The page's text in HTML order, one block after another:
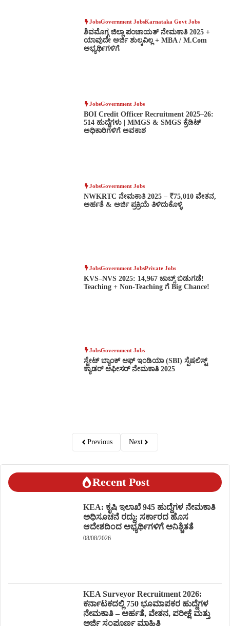
JobsGovernment JobsKarnataka Govt Jobs
ಶಿವಮೊಗ್ಗ ಜಿಲ್ಲಾ ಪಂಚಾಯತ್ ನೇಮಕಾತಿ 2025 +
ಯಾವುದೇ ಅರ್ಜಿ ಶುಲ್ಕವಿಲ್ಲ + MBA / M.Com
ಅಭ್ಯರ್ಥಿಗಳಿಗೆ
JobsGovernment Jobs
BOI Credit Officer Recruitment 2025–26:
514 ಹುದ್ದೆಗಳು | MMGS & SMGS ಕ್ರೆಡಿಟ್
ಅಧಿಕಾರಿಗಳಿಗೆ ಅವಕಾಶ
JobsGovernment Jobs
NWKRTC ನೇಮಕಾತಿ 2025 – ₹75,010 ವೇತನ,
ಅರ್ಹತೆ & ಅರ್ಜಿ ಪ್ರಕ್ರಿಯೆ ತಿಳಿದುಕೊಳ್ಳಿ
JobsGovernment JobsPrivate Jobs
KVS–NVS 2025: 14,967 ಜಾಬ್ಸ್ ಬಿಡುಗಡೆ!
Teaching + Non-Teaching ಗೆ Big Chance!
JobsGovernment Jobs
ಸ್ಟೇಟ್ ಬ್ಯಾಂಕ್ ಆಫ್ ಇಂಡಿಯಾ (SBI) ಸ್ಪೆಷಲಿಸ್ಟ್
ಕ್ಯಾಡರ್ ಆಫೀಸರ್ ನೇಮಕಾತಿ 2025
Previous Next
Recent Post
KEA: ಕೃಷಿ ಇಲಾಖೆ 945 ಹುದ್ದೆಗಳ ನೇಮಕಾತಿ
ಅಧಿಸೂಚನೆ ರದ್ದು: ಸರ್ಕಾರದ ಹೊಸ
ಆದೇಶದಿಂದ ಅಭ್ಯರ್ಥಿಗಳಿಗೆ ಅನಿಶ್ಚಿತತೆ
08/08/2026
KEA Surveyor Recruitment 2026:
ಕರ್ನಾಟಕದಲ್ಲಿ 750 ಭೂಮಾಪಕರ ಹುದ್ದೆಗಳ
ನೇಮಕಾತಿ – ಅರ್ಹತೆ, ವೇತನ, ಪರೀಕ್ಷೆ ಮತ್ತು
ಅರ್ಜಿ ಸಂಪೂರ್ಣ ಮಾಹಿತಿ